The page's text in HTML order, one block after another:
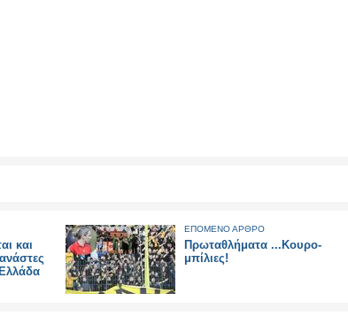
και
ΕΠΟΜΕΝΟ ΑΡΘΡΟ
Πρωταθλήματα ...Κουρο-
μπίλιες!